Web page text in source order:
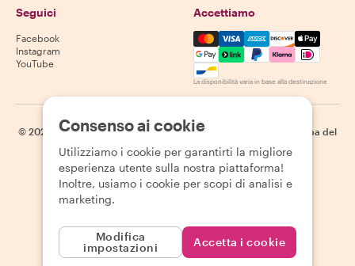
Seguici
Facebook
Instagram
YouTube
Accettiamo
Mastercard, Visa, Amex,
La disponibilità varia in base alla destinazione
© 2026 Withlocals.com | Informativa sulla privacy
Mappa del
Consenso ai cookie
Utilizziamo i cookie per garantirti la migliore
esperienza utente sulla nostra piattaforma!
Inoltre, usiamo i cookie per scopi di analisi e
marketing.
Modifica
impostazioni
Accetta i cookie